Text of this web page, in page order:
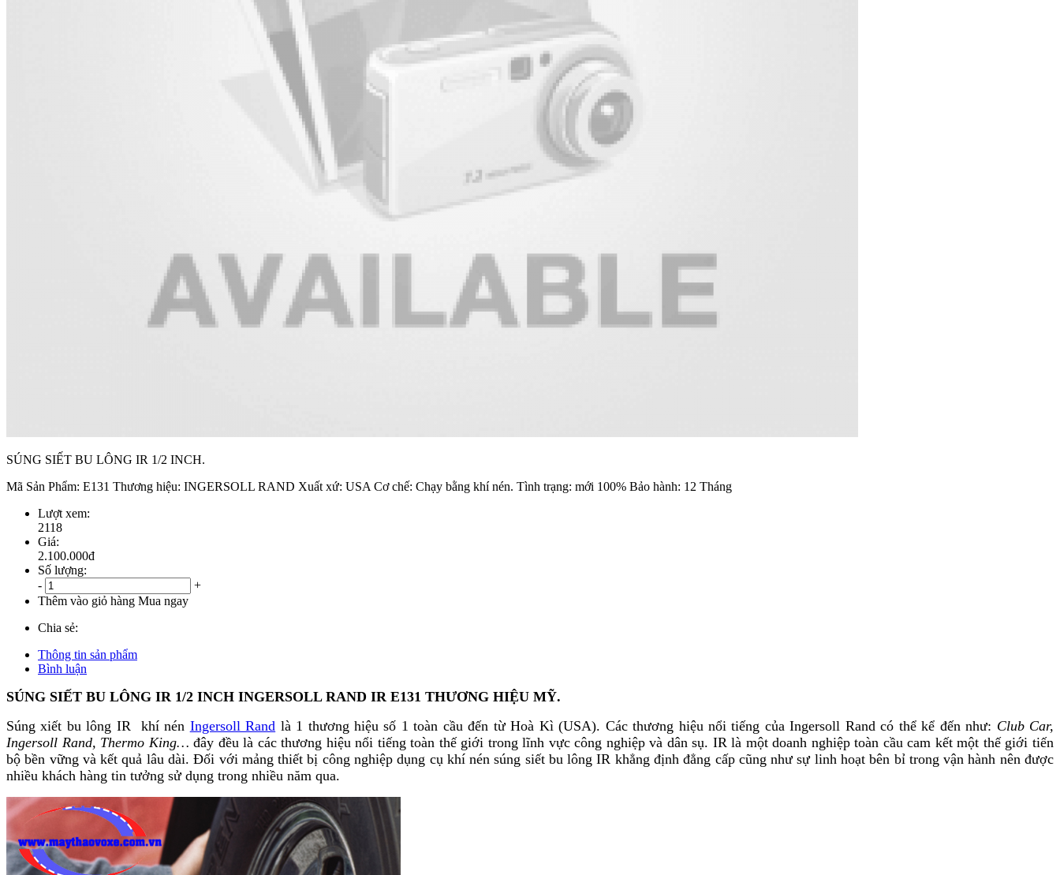
SÚNG SIẾT BU LÔNG IR 1/2 INCH.
Mã Sản Phẩm: E131 Thương hiệu: INGERSOLL RAND Xuất xứ: USA Cơ chế: Chạy bằng khí nén. Tình trạng: mới 100% Bảo hành: 12 Tháng
Lượt xem:
2118
Giá:
2.100.000đ
Số lượng:
-
+
Thêm vào giỏ hàng Mua ngay
Chia sẻ:
Thông tin sản phẩm
Bình luận
SÚNG SIẾT BU LÔNG IR 1/2 INCH INGERSOLL RAND IR E131 THƯƠNG HIỆU MỸ.
Súng xiết bu lông IR khí nén Ingersoll Rand là 1 thương hiệu số 1 toàn cầu đến từ Hoà Kì (USA). Các thương hiệu nổi tiếng của Ingersoll Rand có thể kể đến như: Club Car,
Ingersoll Rand, Thermo King… đây đều là các thương hiệu nổi tiếng toàn thế giới trong lĩnh vực công nghiệp và dân sụ. IR là một doanh nghiệp toàn cầu cam kết một thế giới tiến
bộ bền vững và kết quả lâu dài. Đối với mảng thiết bị công nghiệp dụng cụ khí nén súng siết bu lông IR khẳng định đẳng cấp cũng như sự linh hoạt bên bỉ trong vận hành nên được
nhiều khách hàng tin tưởng sử dụng trong nhiều năm qua.